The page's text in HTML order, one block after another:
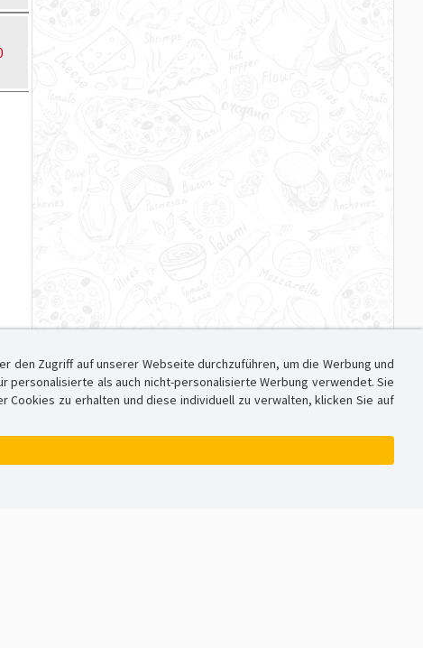
den Zugriff auf unserer Webseite durchzuführen, um die Werbung und
personalisierte als auch nicht-personalisierte Werbung verwendet. Sie
Cookies zu erhalten und diese individuell zu verwalten, klicken Sie auf